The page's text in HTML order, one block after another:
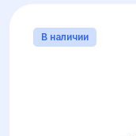
В наличии